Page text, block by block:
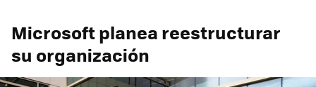
Microsoft planea reestructurar
su organización